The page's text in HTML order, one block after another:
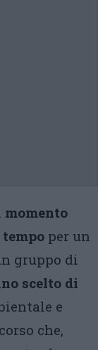
momento
per un
gruppo di
scelto di
e
che,